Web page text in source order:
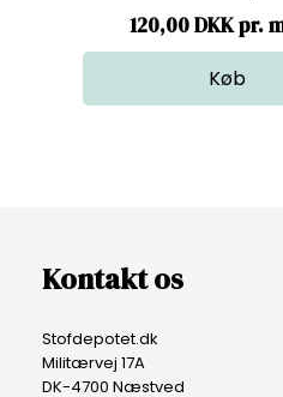
120,00 DKK pr.
Kontakt os
Stofdepotet.dk
Militærvej 17A
DK-4700 Næstved